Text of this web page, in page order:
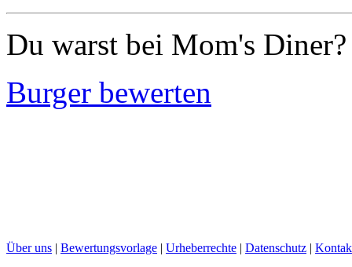
Du warst bei Mom's Diner?
Burger bewerten
Über uns | Bewertungsvorlage | Urheberrechte | Datenschutz |